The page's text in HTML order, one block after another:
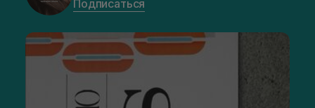
Подписаться